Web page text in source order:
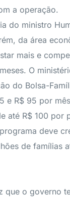
a operação.
do ministro
da área
mais e
O
do Bolsa-
e R$ 95 por
até R$ 100 por
deve
de famílias
que o governo